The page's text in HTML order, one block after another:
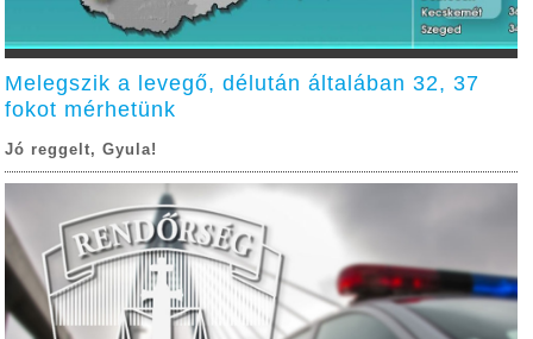
Melegszik a levegő, délután általában 32, 37
fokot mérhetünk
Jó reggelt, Gyula!